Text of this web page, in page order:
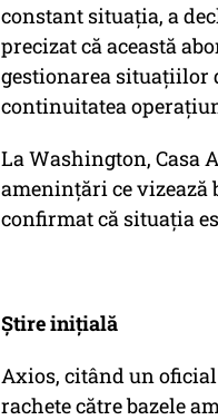
constant situația, a
precizat că această
gestionarea situațiilor
continuitatea
La Washington, Casa
amenințări ce vizează
confirmat că situația
Știre inițială
Axios, citând un
rachete către bazele